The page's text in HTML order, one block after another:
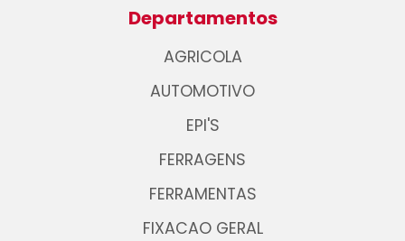
Departamentos
AGRICOLA
AUTOMOTIVO
EPI'S
FERRAGENS
FERRAMENTAS
FIXACAO GERAL